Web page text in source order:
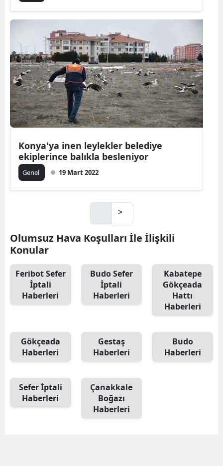
Konya'ya inen leylekler belediye
ekiplerince balıkla besleniyor
Genel 19 Mart 2022
>
Olumsuz Hava Koşulları İle İlişkili
Konular
Feribot Sefer
İptali
Haberleri
Budo Sefer
İptali
Haberleri
Kabatepe
Gökçeada
Hattı
Haberleri
Gökçeada
Haberleri
Gestaş
Haberleri
Budo
Haberleri
Sefer İptali
Haberleri
Çanakkale
Boğazı
Haberleri